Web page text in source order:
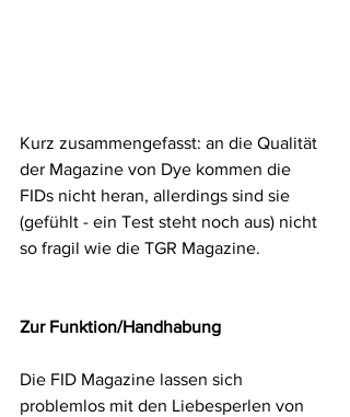
Kurz zusammengefasst: an die Qualität
der Magazine von Dye kommen die
FIDs nicht heran, allerdings sind sie
(gefühlt - ein Test steht noch aus) nicht
so fragil wie die TGR Magazine.
Zur Funktion/Handhabung
Die FID Magazine lassen sich
problemlos mit den Liebesperlen von